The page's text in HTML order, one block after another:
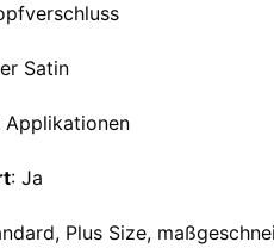
Satin
Applikationen
: Ja
Plus Size,